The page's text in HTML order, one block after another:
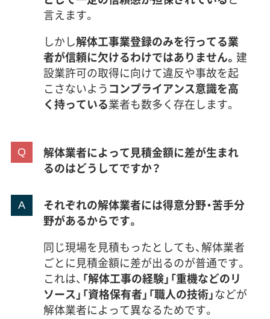
言えます。
しかし解体工事業登録のみを行ってる業
者が信頼に欠けるわけではありません。 建
設業許可の取得に向けて違反や事故を起
こさないようコンプライアンス意識を高
く持っている業者も数多く存在します。
解体業者によって見積金額に差が生まれ
るのはどうしてですか？
それぞれの解体業者には得意分野・苦手分
野があるからです。
同じ現場を見積もったとしても、解体業者
ごとに見積金額に差が出るのが普通です。
これは、 「解体工事の経験」「重機などのリ
ソース」「資格保有者」「職人の技術」などが
解体業者によって異なるためです。